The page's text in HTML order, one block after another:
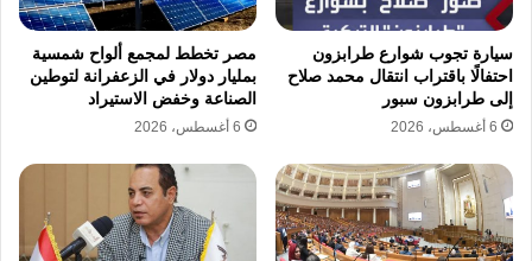
المصرية أو من الملتحقين بدورات الأكاديمية من
مؤسسات الدولة المختلفة.
واختتم الرئيس المصري جولته التفقدية بتسجيل
رسالة شكر وتقدير لقادة القوات المسلحة،
وبأصدق تمنياته بالتوفيق والسداد لطلاب
الأكاديمية، مؤكدًا على الدور الحيوي لأسر الطلاب
سيارة تجوب شوارع طرابزون
احتفالًا باقتراب انتقال محمد صلاح
إلى طرابزون سبور
6 أغسطس، 2026
مصر تخطط لمجمع ألواح شمسية
بمليار دولار في الزعفرانة لتوطين
الصناعة وخفض الاستيراد
6 أغسطس، 2026